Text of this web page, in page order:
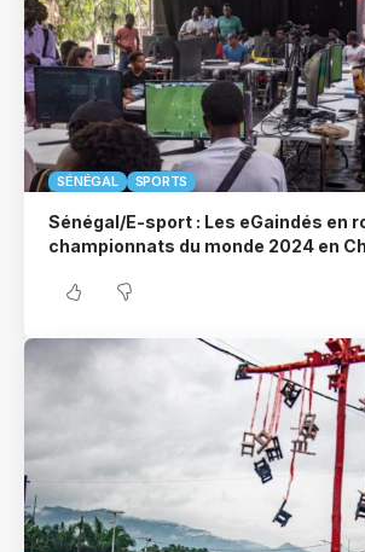
SÉNÉGAL SPORTS
Sénégal/E-sport : Les eGaindés en
championnats du monde 2024 en